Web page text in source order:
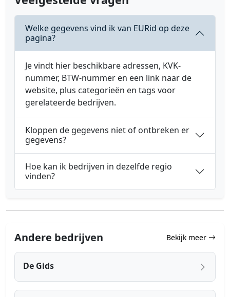
Welke gegevens vind ik van EURid op deze
pagina?
Je vindt hier beschikbare adressen, KVK-
nummer, BTW-nummer en een link naar de
website, plus categorieën en tags voor
gerelateerde bedrijven.
Kloppen de gegevens niet of ontbreken er
gegevens?
Hoe kan ik bedrijven in dezelfde regio
vinden?
Andere bedrijven Bekijk meer
De Gids